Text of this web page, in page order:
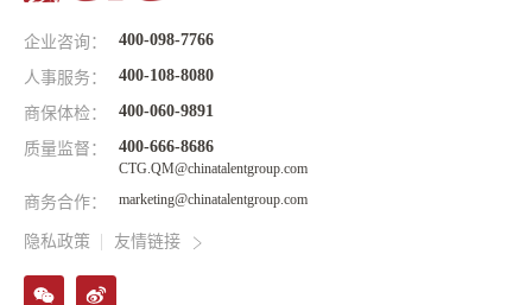
企业咨询： 400-098-7766
人事服务： 400-108-8080
商保体检： 400-060-9891
质量监督： 400-666-8686
CTG.QM@chinatalentgroup.com
商务合作： marketing@chinatalentgroup.com
隐私政策 友情链接